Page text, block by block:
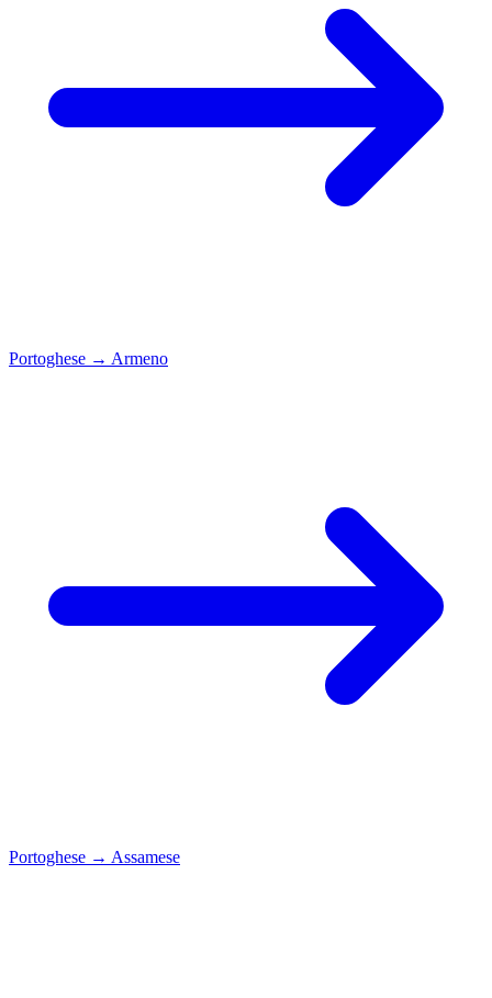
Portoghese → Armeno
Portoghese → Assamese